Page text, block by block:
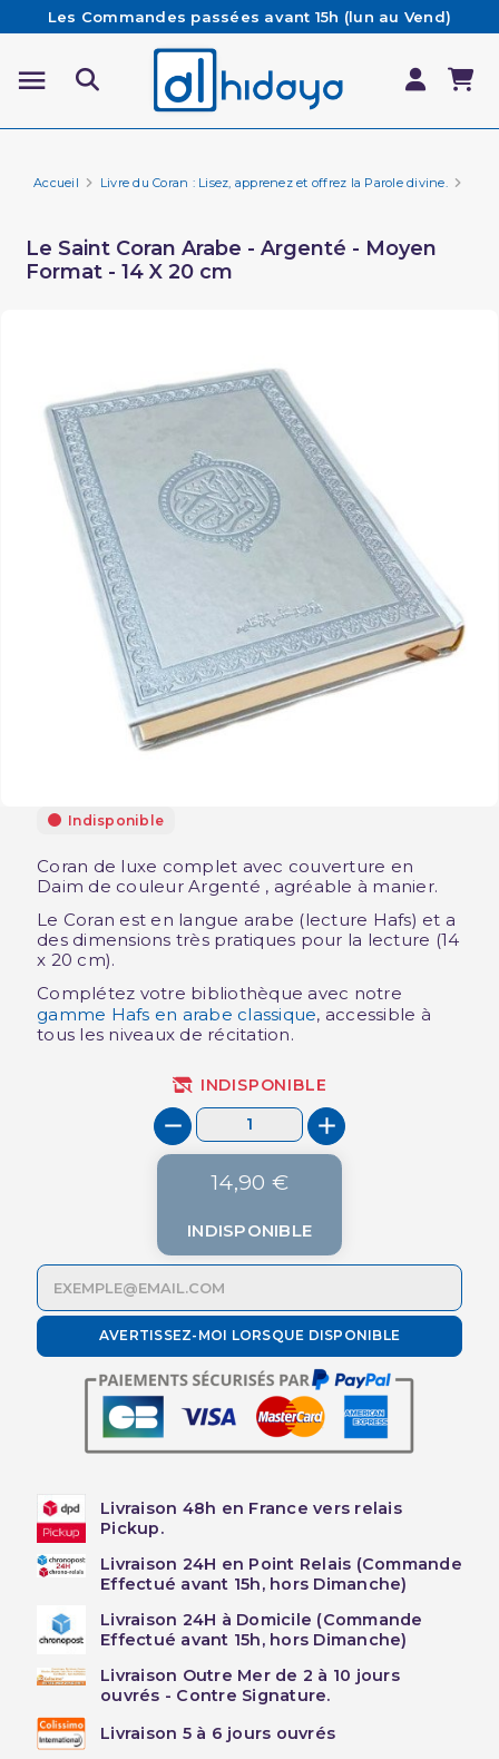
Les Commandes passées avant 15h (lun au Vend)
sont préparées et expédiées le jour même
Besoin d'aide ? Retrouvez notre FAQ
Livraison offerte à partir de 65€ d'achat*
Accueil Livre du Coran : Lisez, apprenez et offrez la Parole divine.
Le Saint Coran Arabe - Argenté - Moyen
Format - 14 X 20 cm
Indisponible
Coran de luxe complet avec couverture en
Daim de couleur Argenté , agréable à manier.
Le Coran est en langue arabe (lecture Hafs) et a
des dimensions très pratiques pour la lecture (14
x 20 cm).
Complétez votre bibliothèque avec notre
gamme Hafs en arabe classique, accessible à
tous les niveaux de récitation.
INDISPONIBLE
14,90 €
INDISPONIBLE
AVERTISSEZ-MOI LORSQUE DISPONIBLE
Livraison 48h en France vers relais
Pickup.
Livraison 24H en Point Relais (Commande
Effectué avant 15h, hors Dimanche)
Livraison 24H à Domicile (Commande
Effectué avant 15h, hors Dimanche)
Livraison Outre Mer de 2 à 10 jours
ouvrés - Contre Signature.
Livraison 5 à 6 jours ouvrés